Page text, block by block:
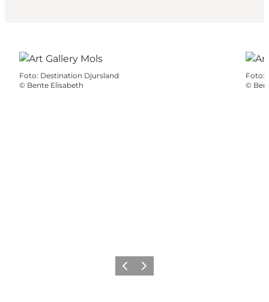
Foto: Destination Djursland
© Bente Elisabeth
Foto:
©
ForrigeNæste